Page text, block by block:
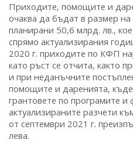
Приходите, помощите и
очаква да бъдат в размер
планирани 50,6 млрд. лв.,
спрямо актуализирания
2020 г. приходите по КФП
като ръст се отчита, както
и при неданъчните
помощите и даренията,
грантовете по програмите
актуализираните разчети
от септември 2021 г.
лева.